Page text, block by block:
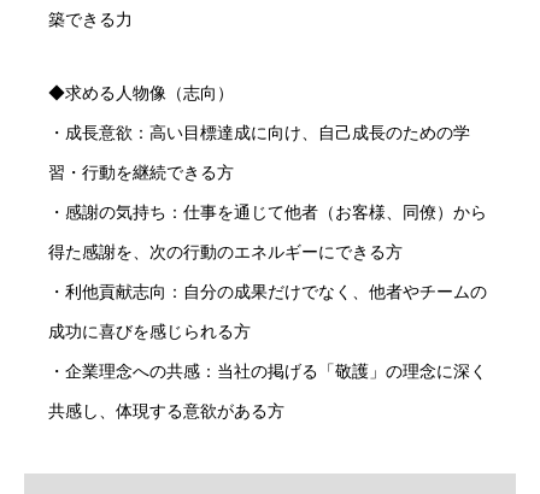
築できる力
◆求める人物像（志向）
・成長意欲：高い目標達成に向け、自己成長のための学
習・行動を継続できる方
・感謝の気持ち：仕事を通じて他者（お客様、同僚）から
得た感謝を、次の行動のエネルギーにできる方
・利他貢献志向：自分の成果だけでなく、他者やチームの
成功に喜びを感じられる方
・企業理念への共感：当社の掲げる「敬護」の理念に深く
共感し、体現する意欲がある方